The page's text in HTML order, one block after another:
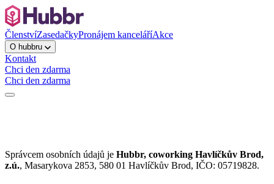
ČlenstvíZasedačkyPronájem kanceláříAkce
O hubbru
Kontakt
Chci den zdarma
Chci den zdarma
Správcem osobních údajů je Hubbr, coworking Havlíčkův Brod,
z.ú., Masarykova 2853, 580 01 Havlíčkův Brod, IČO: 05719828.